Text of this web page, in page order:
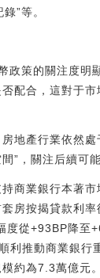
”等。
政策的關注度
配合，這對于
地產行業依然
”，關注后續可
商業銀行本著
房按揭貸款利
從+93BP降至
利推動商業銀行
約為7.3萬億元